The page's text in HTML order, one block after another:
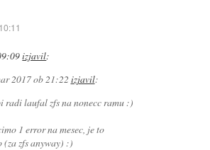
izjavil:
2017 ob 21:22 izjavil:
radi laufal zfs na nonecc ramu :)
1 error na mesec, je to
zfs anyway) :)